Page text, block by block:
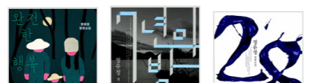
둘러싸인 세계가 있다. 찾으려는 자와 빼앗으려는 자, 도망치려는
자와 기다리는 자가 모여 그야말로 ‘복마전’을 이룬다. 촘촘하게
구현된 인물들 각자의 욕망이 겨울바람처럼 매섭다. 또 다른 한
축에는 욕망을 먹고 사는 기술자, ‘해상’이 있다. 타인의 욕망을